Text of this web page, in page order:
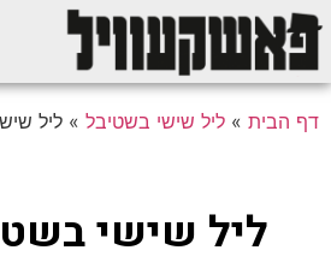
דף הבית » ליל שישי בשטיבל » ליל
ליל שישי